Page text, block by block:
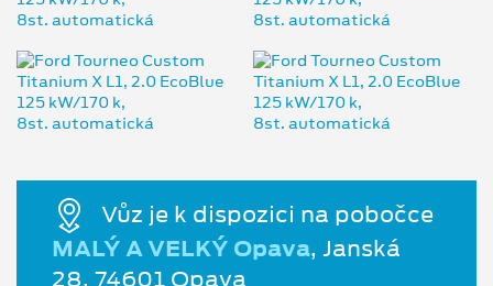
Vůz je k dispozici na pobočce
MALÝ A VELKÝ Opava, Janská
28, 74601 Opava